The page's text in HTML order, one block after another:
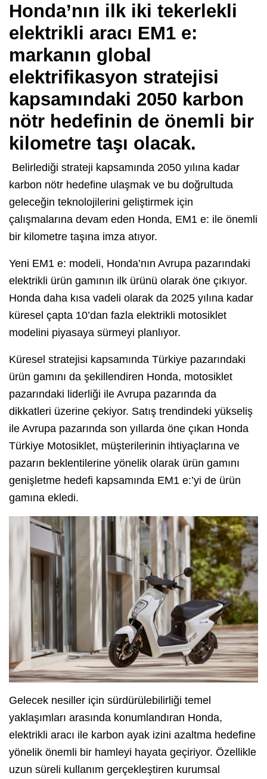
Honda’nın ilk iki tekerlekli
elektrikli aracı EM1 e:
markanın global
elektrifikasyon stratejisi
kapsamındaki 2050 karbon
nötr hedefinin de önemli bir
kilometre taşı olacak.
Belirlediği strateji kapsamında 2050 yılına kadar
karbon nötr hedefine ulaşmak ve bu doğrultuda
geleceğin teknolojilerini geliştirmek için
çalışmalarına devam eden Honda, EM1 e: ile önemli
bir kilometre taşına imza atıyor.
Yeni EM1 e: modeli, Honda’nın Avrupa pazarındaki
elektrikli ürün gamının ilk ürünü olarak öne çıkıyor.
Honda daha kısa vadeli olarak da 2025 yılına kadar
küresel çapta 10’dan fazla elektrikli motosiklet
modelini piyasaya sürmeyi planlıyor.
Küresel stratejisi kapsamında Türkiye pazarındaki
ürün gamını da şekillendiren Honda, motosiklet
pazarındaki liderliği ile Avrupa pazarında da
dikkatleri üzerine çekiyor. Satış trendindeki yükseliş
ile Avrupa pazarında son yıllarda öne çıkan Honda
Türkiye Motosiklet, müşterilerinin ihtiyaçlarına ve
pazarın beklentilerine yönelik olarak ürün gamını
genişletme hedefi kapsamında EM1 e:’yi de ürün
gamına ekledi.
Gelecek nesiller için sürdürülebilirliği temel
yaklaşımları arasında konumlandıran Honda,
elektrikli aracı ile karbon ayak izini azaltma hedefine
yönelik önemli bir hamleyi hayata geçiriyor. Özellikle
uzun süreli kullanım gerçekleştiren kurumsal